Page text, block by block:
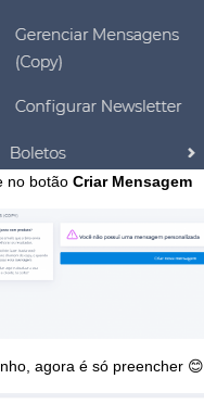
no botão Criar Mensagem
agora é só preencher 😊